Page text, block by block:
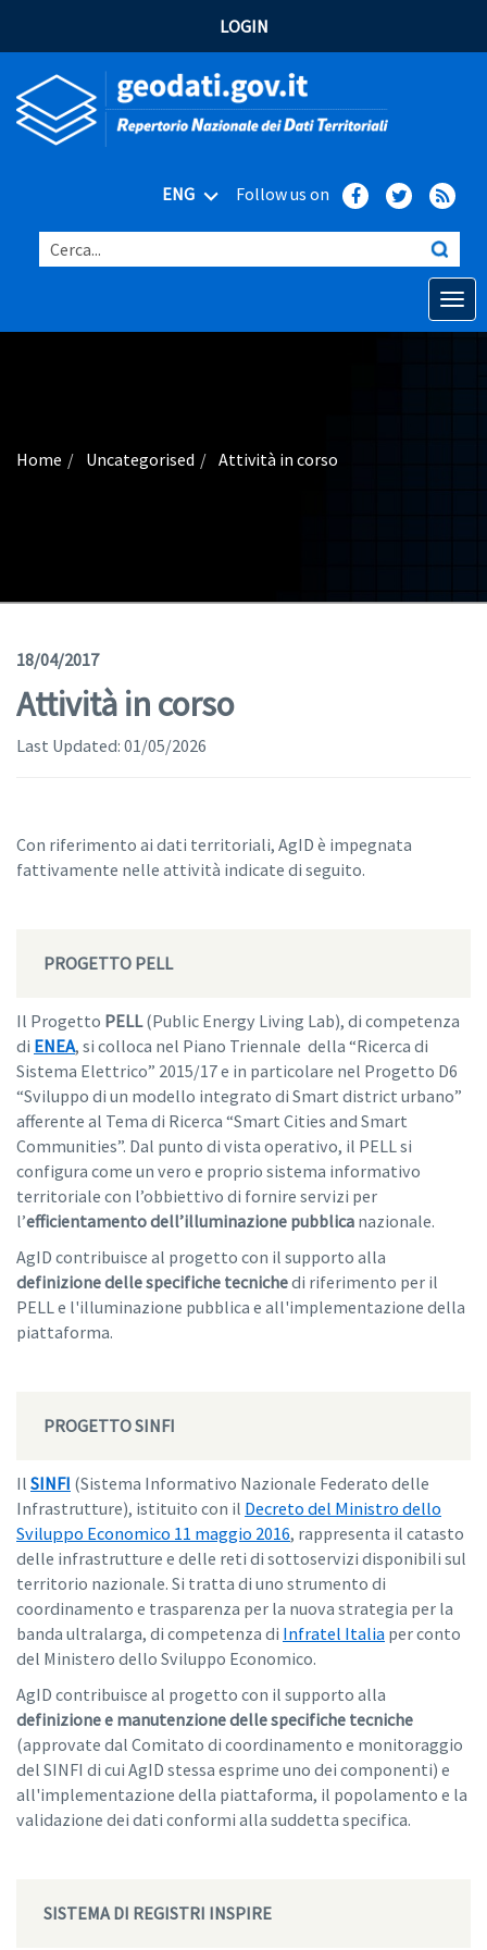
LOGIN
ENG Follow us on
Cerca...
Open
Advanced search
News
Geoviewer
Tools
Help(apre in una nuova finestra)
Home Uncategorised Attività in corso
18/04/2017
Attività in corso
Last Updated: 01/05/2026
Con riferimento ai dati territoriali, AgID è impegnata
fattivamente nelle attività indicate di seguito.
PROGETTO PELL
Il Progetto PELL(Public Energy Living Lab), di competenza
di ENEA, si colloca nel Piano Triennale della “Ricerca di
Sistema Elettrico” 2015/17 e in particolare nel Progetto D6
“Sviluppo di un modello integrato di Smart district urbano”
afferente al Tema di Ricerca “Smart Cities and Smart
Communities”. Dal punto di vista operativo, il PELL si
configura come un vero e proprio sistema informativo
territoriale con l’obbiettivo di fornire servizi per
l’efficientamento dell’illuminazione pubblica nazionale.
AgID contribuisce al progetto con il supporto alla
definizione delle specifiche tecnichedi riferimento per il
PELL e l'illuminazione pubblica e all'implementazione della
piattaforma.
PROGETTO SINFI
Il SINFI (Sistema Informativo Nazionale Federato delle
Infrastrutture), istituito con il Decreto del Ministro dello
Sviluppo Economico 11 maggio 2016, rappresenta il catasto
delle infrastrutture e delle reti di sottoservizi disponibili sul
territorio nazionale. Si tratta di uno strumento di
coordinamento e trasparenza per la nuova strategia per la
banda ultralarga, di competenza di Infratel Italia per conto
del Ministero dello Sviluppo Economico.
AgID contribuisce al progetto con il supporto alla
definizione e manutenzione delle specifiche tecniche
(approvate dal Comitato di coordinamento e monitoraggio
del SINFI di cui AgID stessa esprime uno dei componenti) e
all'implementazione della piattaforma, il popolamento e la
validazione dei dati conformi alla suddetta specifica.
SISTEMA DI REGISTRI INSPIRE